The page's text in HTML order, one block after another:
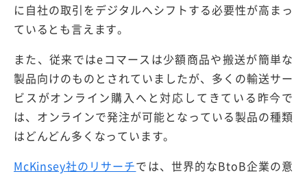
に自社の取引をデジタルへシフトする必要性が高まっ
ているとも言えます。
また、従来ではeコマースは少額商品や搬送が簡単な
製品向けのものとされていましたが、多くの輸送サー
ビスがオンライン購入へと対応してきている昨今で
は、オンラインで発注が可能となっている製品の種類
はどんどん多くなっています。
McKinsey社のリサーチでは、世界的なBtoB企業の意